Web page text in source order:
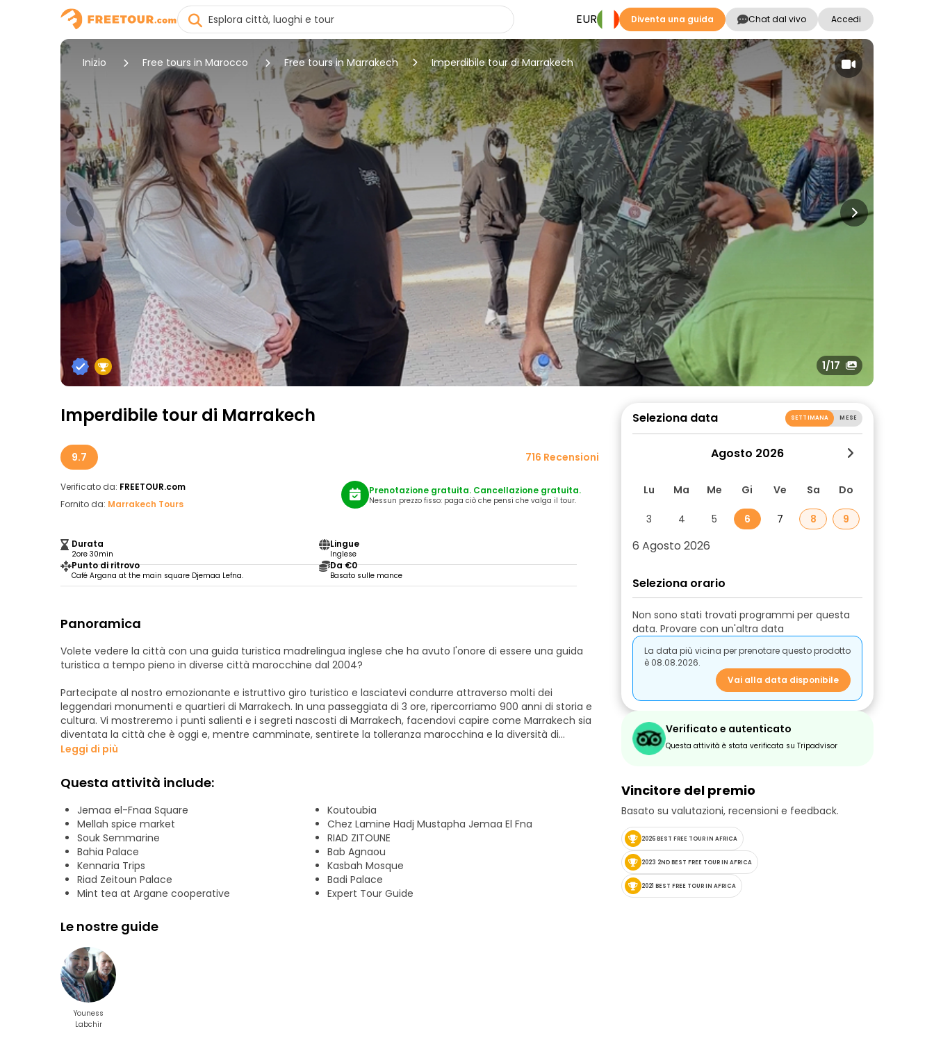
EUR Diventa una guida Chat dal vivo Accedi
Inizio Free tours in Marocco Free tours in Marrakech Imperdibile tour di Marrakech
1/17
Imperdibile tour di Marrakech
9.7 716 Recensioni
Verificato da: FREETOUR.com
Fornito da: Marrakech Tours
Durata
2ore 30min
Lingue
Inglese
Punto di ritrovo
Café Argana at the main square Djemaa Lefna.
Da €0
Basato sulle mance
Prenotazione gratuita. Cancellazione gratuita.
Nessun prezzo fisso: paga ciò che pensi che valga il tour.
Panoramica
Volete vedere la città con una guida turistica madrelingua inglese che ha avuto l'onore di essere una guida
turistica a tempo pieno in diverse città marocchine dal 2004?
Partecipate al nostro emozionante e istruttivo giro turistico e lasciatevi condurre attraverso molti dei
leggendari monumenti e quartieri di Marrakech. In una passeggiata di 3 ore, ripercorriamo 900 anni di storia e
cultura. Vi mostreremo i punti salienti e i segreti nascosti di Marrakech, facendovi capire come Marrakech sia
diventata la città che è oggi e, mentre camminate, sentirete la tolleranza marocchina e la diversità di
Marrakech.
Scoprite la storia e la cultura di Marrakech con guide professionali autorizzate e imparate la storia della città,
la vita quotidiana della gente del posto, le tradizioni, il cibo e i costumi.
Si prega di notare che questo tour è condotto da una guida turistica autorizzata che possiede l'approvazione
del Ministero del Turismo marocchino. Questa è la mia occupazione principale, perseguita con serietà e
dedizione piuttosto che in modo occasionale o secondario. Il mio impegno è radicato in un entusiasmo e in
una passione genuini. Ho conseguito un master in guida turistica, in quanto la normativa marocchina prevede
una formazione universitaria formale per ottenere la licenza ufficiale di guida turistica.
Leggi di più
Questa attività include:
Jemaa el-Fnaa Square
Koutoubia
Mellah spice market
Chez Lamine Hadj Mustapha Jemaa El Fna
Souk Semmarine
RIAD ZITOUNE
Bahia Palace
Bab Agnaou
Kennaria Trips
Kasbah Mosque
Riad Zeitoun Palace
Badi Palace
Mint tea at Argane cooperative
Expert Tour Guide
Le nostre guide
Youness
Labchir
Seleziona data SETTIMANA MESE
Agosto 2026
Lu Ma Me Gi Ve Sa Do
3 4 5 6 7 8 9
6 Agosto 2026
Seleziona orario
Non sono stati trovati programmi per questa
data. Provare con un'altra data
La data più vicina per prenotare questo prodotto
è 08.08.2026.
Vai alla data disponibile
Verificato e autenticato
Questa attività è stata verificata su Tripadvisor
Vincitore del premio
Basato su valutazioni, recensioni e feedback.
2026 BEST FREE TOUR IN AFRICA
2023 2ND BEST FREE TOUR IN AFRICA
2021 BEST FREE TOUR IN AFRICA